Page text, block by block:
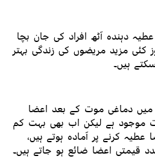
دہندہ آٹھ افراد کی جان بچا
مزید مریضوں کی زندگی بہتر
ہیں۔
میں دماغی موت کے بعد اعضا
موجود ہے لیکن اب بھی بہت کم
عطیہ کرنے پر آمادہ ہوتے ہیں،
اعضا ضائع ہو جاتے ہیں۔